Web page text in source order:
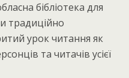
бібліотека для
традиційно
урок читання як
та читачів усієї